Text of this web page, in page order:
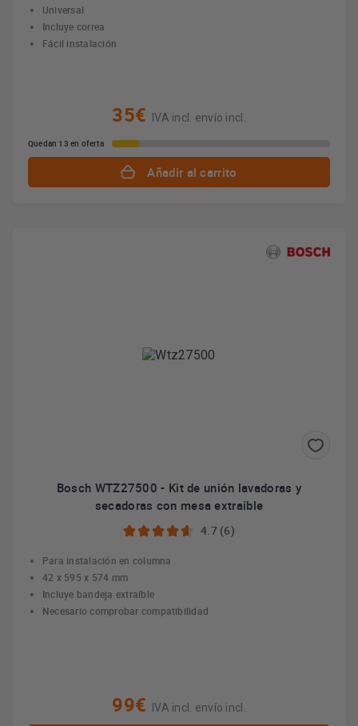
Universal
Incluye correa
Fácil instalación
35€ IVA incl. envío incl.
Quedan 13 en oferta
Añadir al carrito
Bosch WTZ27500 - Kit de unión lavadoras y
secadoras con mesa extraible
4.7 (6)
Para instalación en columna
42 x 595 x 574 mm
Incluye bandeja extraíble
Necesario comprobar compatibilidad
99€ IVA incl. envío incl.